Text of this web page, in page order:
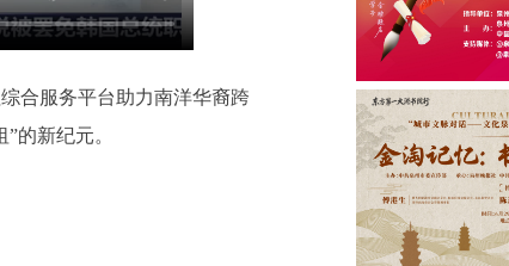
合服务平台助力南洋华裔跨
的新纪元。